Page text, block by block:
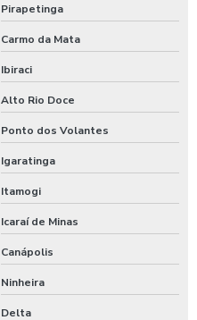
Pirapetinga
Carmo da Mata
Ibiraci
Alto Rio Doce
Ponto dos Volantes
Igaratinga
Itamogi
Icaraí de Minas
Canápolis
Ninheira
Delta